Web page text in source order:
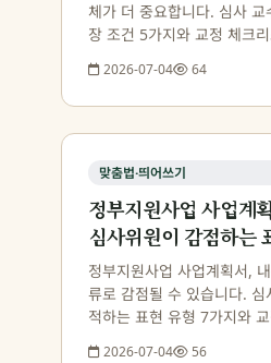
체가 더 중요합니다. 심사 교
장 조건 5가지와 교정 체크
다.
2026-07-04 64
맞춤법·띄어쓰기
정부지원사업 사업계
심사위원이 감점하는
정부지원사업 사업계획서,
류로 감점될 수 있습니다. 심
적하는 표현 유형 7가지와
니다.
2026-07-04 56